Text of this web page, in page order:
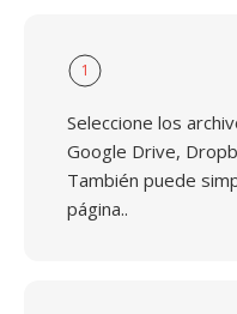
1
Seleccione los
Google Drive,
También puede
página..